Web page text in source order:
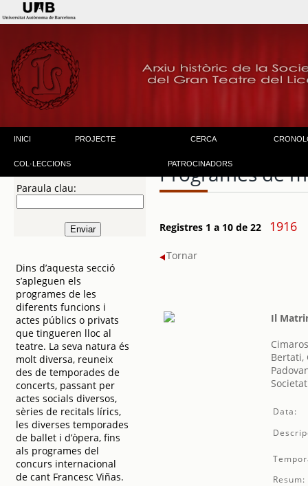
INICI PROJECTE CERCA
COL·LECCIONS PATROCINADORS
Paraula clau:
Dins d’aquesta secció
s’apleguen els
programes de les
diferents funcions i
actes públics o privats
que tingueren lloc al
teatre. La seva natura és
molt diversa, reuneix
des de temporades de
concerts, passant per
actes socials diversos,
sèries de recitals lírics,
les diverses temporades
de ballet i d’òpera, fins
als programes del
concurs internacional
de cant Francesc Viñas.
Programes de
Registres 1 a 10 de 22 1916
Tornar
Il
Bertati,
Data:
Resum: